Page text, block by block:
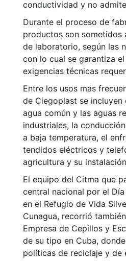
conductividad y no
Durante el proceso de
productos son sometidos
de laboratorio, según las
con lo cual se garantiza
exigencias técnicas
Entre los usos más
de Ciegoplast se
agua común y las aguas
industriales, la
a baja temperatura, el
tendidos eléctricos y
agricultura y su
El equipo del Citma que
central nacional por el
en el Refugio de Vida
Cunagua, recorrió
Empresa de Cepillos y
de su tipo en Cuba,
políticas de reciclaje y de